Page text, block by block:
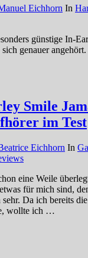
Eichhorn In
günstige In-
genauer angehört.
Smile
im Test
Eichhorn In
eine Weile
für mich sind,
Da ich bereits
wollte ich …